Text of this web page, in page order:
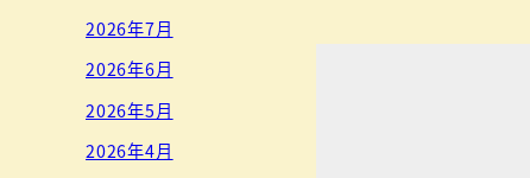
2026年7月
2026年6月
2026年5月
2026年4月